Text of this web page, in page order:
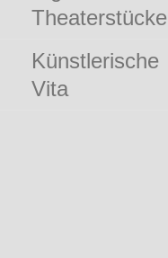
Theaterstücke
Künstlerische
Vita